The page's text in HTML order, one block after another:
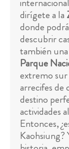
dirígete a la
donde
descubrir
también
Parque
extremo sur
arrecifes de
destino
actividades
Entonces,
Kaohsiung?